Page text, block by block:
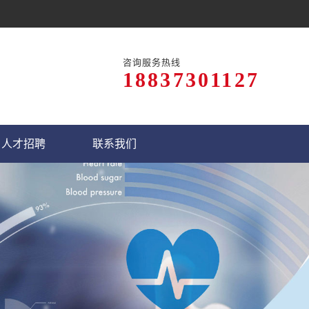
咨询服务热线
18837301127
人才招聘 联系我们